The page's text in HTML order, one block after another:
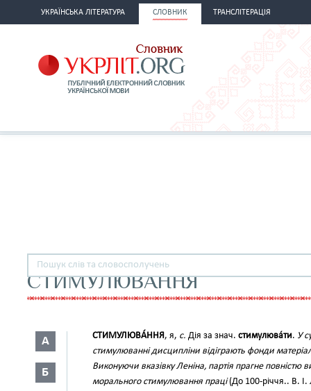
УКРАЇНСЬКА ЛІТЕРАТУРА СЛОВНИК ТРАНСЛІТЕРАЦІЯ
СТИМУЛЮВАННЯ
А
Б
СТИМУЛЮВА́ННЯ, я, с. Дія за знач. стимулюва́ти. У
стимулюванні дисципліни відіграють фонди
Виконуючи вказівку Леніна, партія прагне повністю
морального стимулювання праці(До 100-річчя.. В.